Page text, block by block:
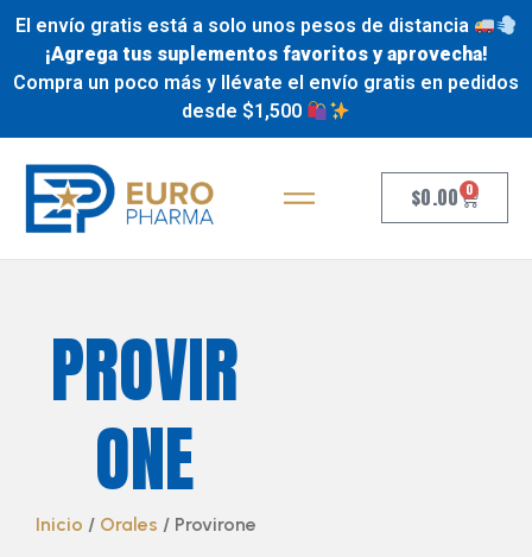
El envío gratis está a solo unos pesos de distancia
¡Agrega tus suplementos favoritos y aprovecha!
Compra un poco más y llévate el envío gratis en pedidos
desde $1,500
$0.00 0
PROVIR
ONE
Inicio / Orales / Provirone